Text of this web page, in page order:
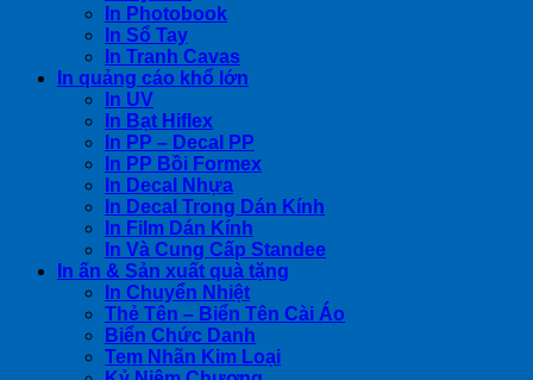
In Photobook
In Sổ Tay
In Tranh Cavas
In quảng cáo khổ lớn
In UV
In Bạt Hiflex
In PP – Decal PP
In PP Bồi Formex
In Decal Nhựa
In Decal Trong Dán Kính
In Film Dán Kính
In Và Cung Cấp Standee
In ấn & Sản xuất quà tặng
In Chuyển Nhiệt
Thẻ Tên – Biển Tên Cài Áo
Biển Chức Danh
Tem Nhãn Kim Loại